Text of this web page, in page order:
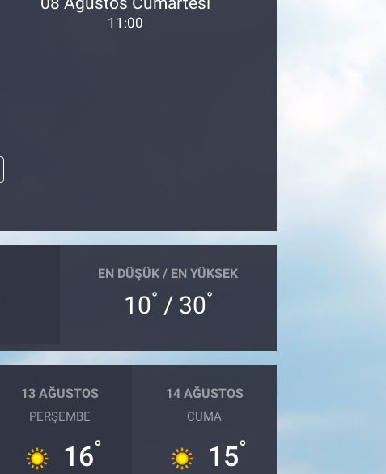
11:00
EN DÜŞÜK / EN YÜKSEK
10° / 30°
13 AĞUSTOS
PERŞEMBE
16°
14 AĞUSTOS
CUMA
15°